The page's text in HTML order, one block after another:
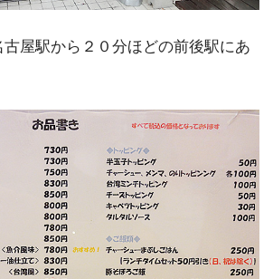
屋駅から２０分ほどの前後駅にあ